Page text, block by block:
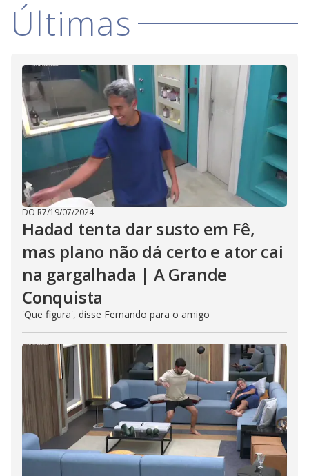
Últimas
DO R7/19/07/2024
Hadad tenta dar susto em Fê,
mas plano não dá certo e ator cai
na gargalhada | A Grande
Conquista
'Que figura', disse Fernando para o amigo